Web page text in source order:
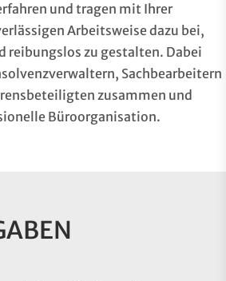
und tragen mit Ihrer
Arbeitsweise dazu bei,
reibungslos zu gestalten. Dabei
Sachbearbeitern
zusammen und
Büroorganisation.